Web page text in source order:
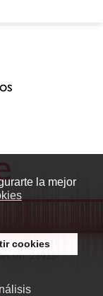
la mejor
cookies
s/n. 28933
|